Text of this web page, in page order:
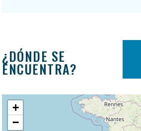
¿DÓNDE SE
ENCUENTRA?
+
−